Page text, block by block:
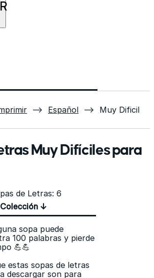
⟶ Español ⟶ Muy Dificil
Muy Difíciles para
de Letras: 6
↓
sopa puede
100 palabras y pierde
💪💪
estas sopas de letras
descargar son para